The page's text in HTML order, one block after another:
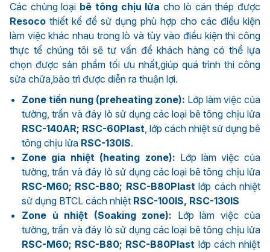
Các chủng loại bê tông chịu lửacho lò cán thép được
Resoco thiết kế để sử dụng phù hợp cho các điều kiện
làm việc khác nhau trong lò và tùy vào điều kiện thi công
thực tế chúng tôi sẽ tư vấn để khách hàng có thể lựa
chọn được sản phẩm tối ưu nhất,giúp quá trình thi công
sửa chữa,bảo trì được diễn ra thuận lợi.
Zone tiền nung (preheating zone): Lớp làm việc của
tường, trần và đáy lò sử dụng các loại bê tông chịu lửa
RSC-140AR; RSC-60Plast, lớp cách nhiệt sử dụng bê
tông chịu lửa RSC-130IS.
Zone gia nhiệt (heating zone): Lớp làm việc của
tường, trần và đáy lò sử dụng các loại bê tông chịu lửa
RSC-M60; RSC-B80; RSC-B80Plastlớp cách nhiệt
sử dụng BTCL cách nhiệt RSC-100IS, RSC-130IS
Zone ủ nhiệt (Soaking zone): Lớp làm việc của
tường, trần và đáy lò sử dụng các loại bê tông chịu lửa
RSC-M60; RSC-B80; RSC-B80Plast lớp cách nhiệt